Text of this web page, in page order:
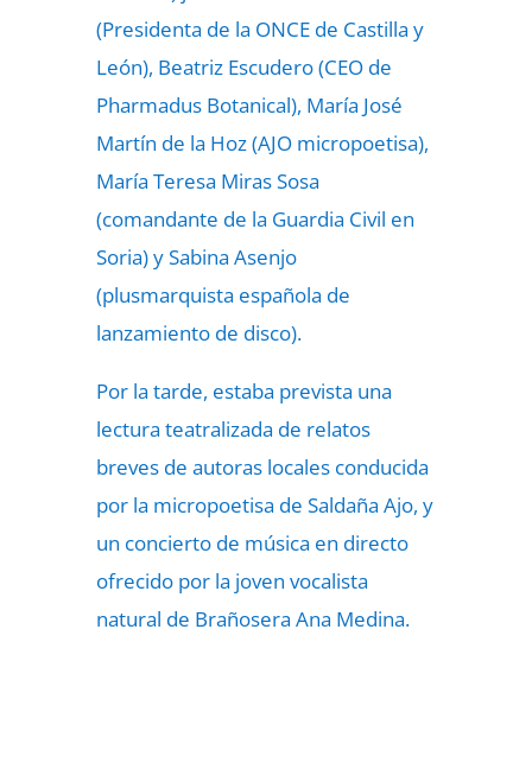
(Presidenta de la ONCE de Castilla y
León), Beatriz Escudero (CEO de
Pharmadus Botanical), María José
Martín de la Hoz (AJO micropoetisa),
María Teresa Miras Sosa
(comandante de la Guardia Civil en
Soria) y Sabina Asenjo
(plusmarquista española de
lanzamiento de disco).
Por la tarde, estaba prevista una
lectura teatralizada de relatos
breves de autoras locales conducida
por la micropoetisa de Saldaña Ajo, y
un concierto de música en directo
ofrecido por la joven vocalista
natural de Brañosera Ana Medina.